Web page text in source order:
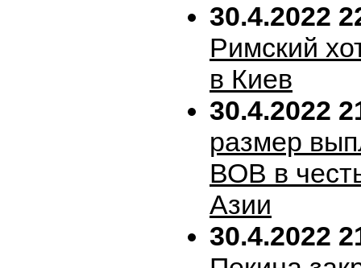
30.4.2022
Римский
в Киев
30.4.2022
размер
ВОВ в
Азии
30.4.2022